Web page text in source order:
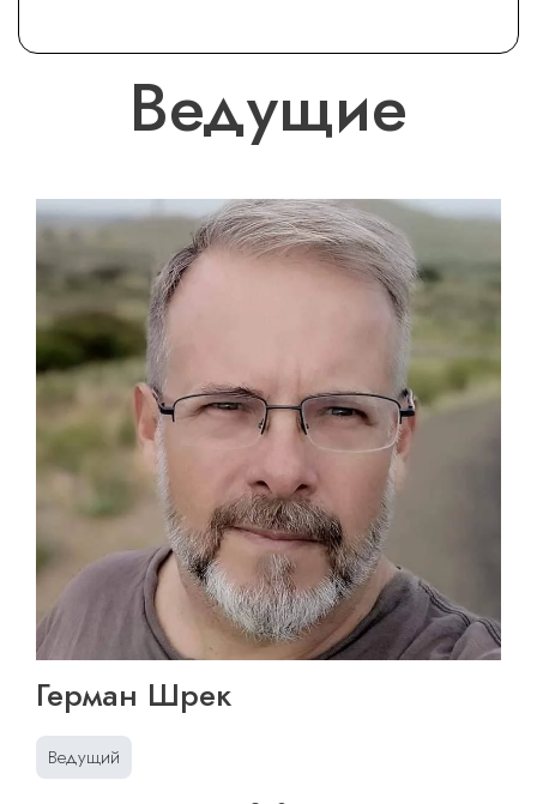
Ведущие
Герман Шрек
Ведущий